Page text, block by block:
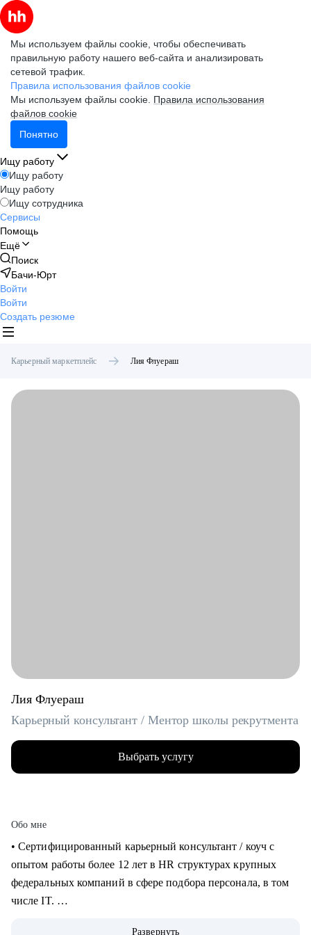
Мы используем файлы cookie, чтобы обеспечивать
правильную работу нашего веб-сайта и анализировать
сетевой трафик.
Правила использования файлов cookie
Мы используем файлы cookie. Правила использования
файлов cookie
Понятно
Ищу работу
Ищу работу
Ищу работу
Ищу сотрудника
Сервисы
Помощь
Ещё
Поиск
Бачи-Юрт
Войти
Войти
Создать резюме
Карьерный маркетплейс Лия Флуераш
Лия Флуераш
Карьерный консультант / Ментор школы рекрутмента
Выбрать услугу
Обо мне
• Сертифицированный карьерный консультант / коуч с
опытом работы более 12 лет в HR структурах крупных
федеральных компаний в сфере подбора персонала, в том
числе IT.
Развернуть